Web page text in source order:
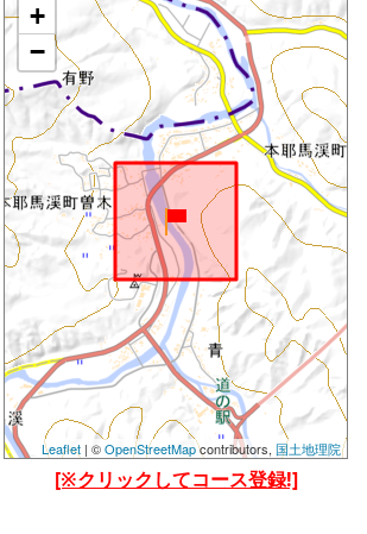
地図を読み込み中です......
しばらくたっても読み込まれない場合は、
設定等で位置情報を許可してご覧ください。(当アプ
リの位置情報の他、Chormeブラウザの位置情報も許
可してみてください)
+
−
Leaflet | ©OpenStreetMapcontributors, 国土地理院
[※クリックしてコース登録!]